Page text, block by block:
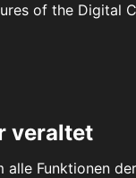
of the Digital
veraltet
alle Funktionen